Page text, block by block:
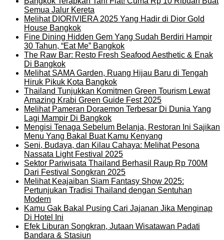
Semua Jalur Kereta
Melihat DIORIVIERA 2025 Yang Hadir di Dior Gold
House Bangkok
Fine Dining Hidden Gem Yang Sudah Berdiri Hampir
30 Tahun, “Eat Me” Bangkok
The Raw Bar: Resto Fresh Seafood Aesthetic & Enak
Di Bangkok
Melihat SAMA Garden, Ruang Hijau Baru di Tengah
Hiruk Pikuk Kota Bangkok
Thailand Tunjukkan Komitmen Green Tourism Lewat
Amazing Krabi Green Guide Fest 2025
Melihat Pameran Doraemon Terbesar Di Dunia Yang
Lagi Mampir Di Bangkok
Mengisi Tenaga Sebelum Belanja, Restoran Ini Sajikan
Menu Yang Bakal Buat Kamu Kenyang
Seni, Budaya, dan Kilau Cahaya: Melihat Pesona
Nassata Light Festival 2025
Sektor Pariwisata Thailand Berhasil Raup Rp 700M
Dari Festival Songkran 2025
Melihat Keajaiban Siam Fantasy Show 2025:
Pertunjukan Tradisi Thailand dengan Sentuhan
Modern
Kamu Gak Bakal Pusing Cari Jajanan Jika Menginap
Di Hotel Ini
Efek Liburan Songkran, Jutaan Wisatawan Padati
Bandara & Stasiun